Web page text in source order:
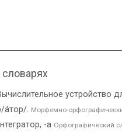
словарях
устройство
а́тор/. Морфемно-
-а Орфографический